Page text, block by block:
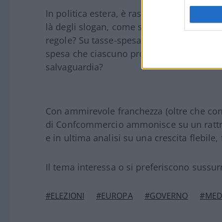
In politica estera, è rassicurante l’arietta
là degli slogan, come si pensa di
regole? Su tasse-spesa-debito, che si fa?
spesa che ciascuno propone di tagliare
salvaguardia?
Con ammirevole franchezza (oltre che
di Confcommercio ammonisce su un
e in ultima analisi su una crescita
Il tema interessa o si preferiscono
#ELEZIONI #EUROPA #GOVERNO